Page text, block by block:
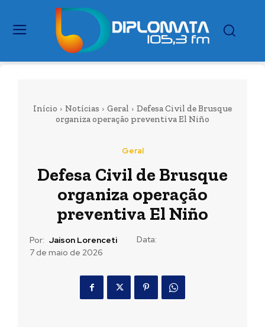
Início Notícias Geral
Defesa Civil de Brusque
organiza operação preventiva El Niño
Geral
Defesa Civil de Brusque
organiza operação
preventiva El Niño
Por: Jaison Lorenceti
Data:
7 de maio de 2026